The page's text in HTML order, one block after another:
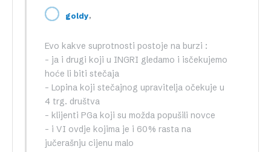
goldy,
Evo kakve suprotnosti postoje na burzi :
– ja i drugi koji u INGRI gledamo i isčekujemo
hoće li biti stečaja
– Lopina koji stečajnog upravitelja očekuje u
4 trg. društva
– klijenti PGa koji su možda popušili novce
– i VI ovdje kojima je i 60% rasta na
jučerašnju cijenu malo